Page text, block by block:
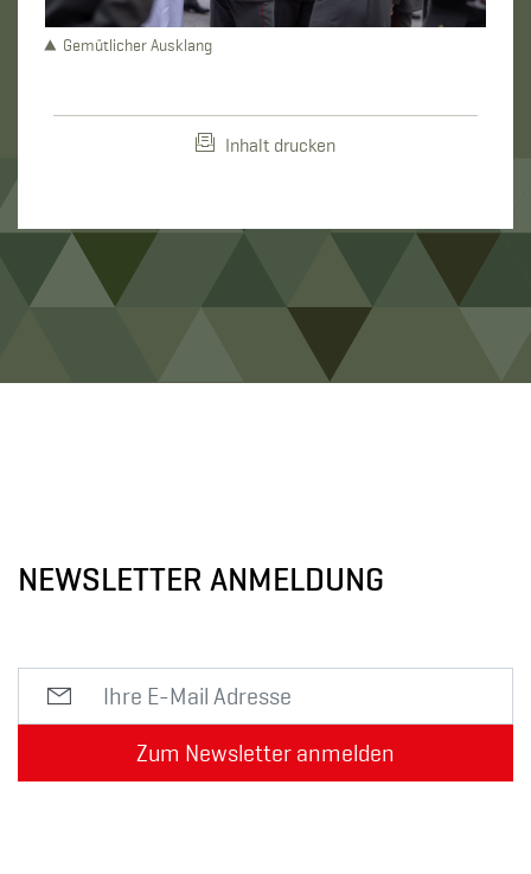
Gemütlicher Ausklang
Inhalt drucken
NEWSLETTER ANMELDUNG
Zum Newsletter anmelden